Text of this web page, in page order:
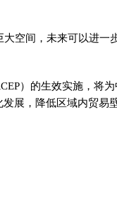
空间，未来可以进一
）的生效实施，将
展，降低区域内贸易